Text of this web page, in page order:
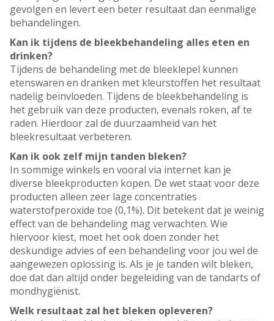
gevolgen en levert een beter resultaat dan eenmalige
behandelingen.
Kan ik tijdens de bleekbehandeling alles eten en
drinken?
Tijdens de behandeling met de bleeklepel kunnen
etenswaren en dranken met kleurstoffen het resultaat
nadelig beïnvloeden. Tijdens de bleekbehandeling is
het gebruik van deze producten, evenals roken, af te
raden. Hierdoor zal de duurzaamheid van het
bleekresultaat verbeteren.
Kan ik ook zelf mijn tanden bleken?
In sommige winkels en vooral via internet kan je
diverse bleekproducten kopen. De wet staat voor deze
producten alleen zeer lage concentraties
waterstofperoxide toe (0,1%). Dit betekent dat je weinig
effect van de behandeling mag verwachten. Wie
hiervoor kiest, moet het ook doen zonder het
deskundige advies of een behandeling voor jou wel de
aangewezen oplossing is. Als je je tanden wilt bleken,
doe dat dan altijd onder begeleiding van de tandarts of
mondhygiënist.
Welk resultaat zal het bleken opleveren?